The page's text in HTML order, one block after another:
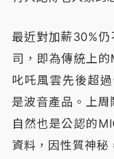
最近對加薪30%
司，即為傳統上
叱吒風雲先後超
是波音產品。上周
自然也是公認的
資料，因性質神秘